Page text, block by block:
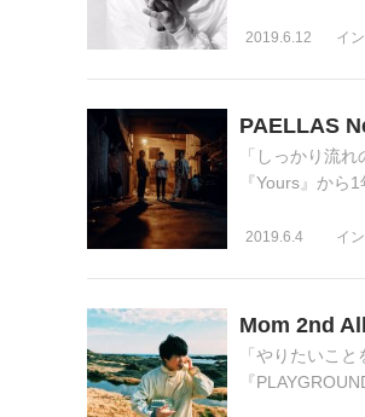
2019.6.12 イ
PAELLAS
「しっかり流
『Yours』から1
2019.6.4 イ
Mom 2nd
「やりたいこ
『